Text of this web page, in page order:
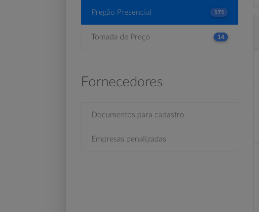
Pregão Presencial 171
Tomada de Preço 14
Fornecedores
Documentos para cadastro
Empresas penalizadas